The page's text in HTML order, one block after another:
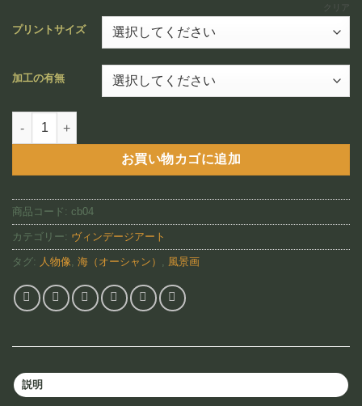
帯:
¥12,800
–
¥88,800
プリントサイズ
加工の有無
クリア
Fishing in Hawaii（CB04)個
お買い物カゴに追加
商品コード: cb04
カテゴリー: ヴィンデージアート
タグ: 人物像 海（オーシャン） 風景画
説明